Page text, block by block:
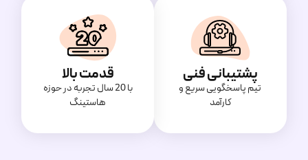
پشتیبانی فنی
تیم پاسخگویی سریع و
کارآمد
قدمت بالا
با 20 سال تجربه در حوزه
هاستینگ